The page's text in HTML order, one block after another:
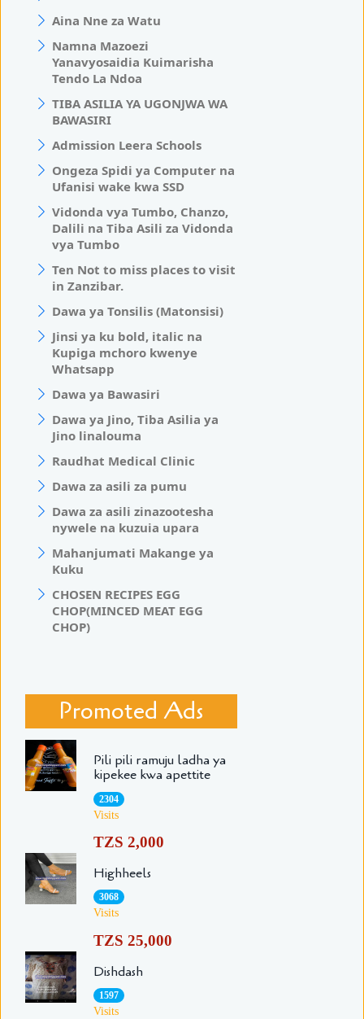
Aina Nne za Watu
Namna Mazoezi
Yanavyosaidia Kuimarisha
Tendo La Ndoa
TIBA ASILIA YA UGONJWA WA
BAWASIRI
Admission Leera Schools
Ongeza Spidi ya Computer na
Ufanisi wake kwa SSD
Vidonda vya Tumbo, Chanzo,
Dalili na Tiba Asili za Vidonda
vya Tumbo
Ten Not to miss places to visit
in Zanzibar.
Dawa ya Tonsilis (Matonsisi)
Jinsi ya ku bold, italic na
Kupiga mchoro kwenye
Whatsapp
Dawa ya Bawasiri
Dawa ya Jino, Tiba Asilia ya
Jino linalouma
Raudhat Medical Clinic
Dawa za asili za pumu
Dawa za asili zinazootesha
nywele na kuzuia upara
Mahanjumati Makange ya
Kuku
CHOSEN RECIPES EGG
CHOP(MINCED MEAT EGG
CHOP)
Promoted Ads
Pili pili ramuju ladha ya
kipekee kwa apettite
2304
Visits
TZS 2,000
Highheels
3068
Visits
TZS 25,000
Dishdash
1597
Visits